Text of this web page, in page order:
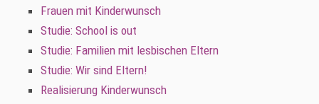
Frauen mit Kinderwunsch
Studie: School is out
Studie: Familien mit lesbischen Eltern
Studie: Wir sind Eltern!
Realisierung Kinderwunsch